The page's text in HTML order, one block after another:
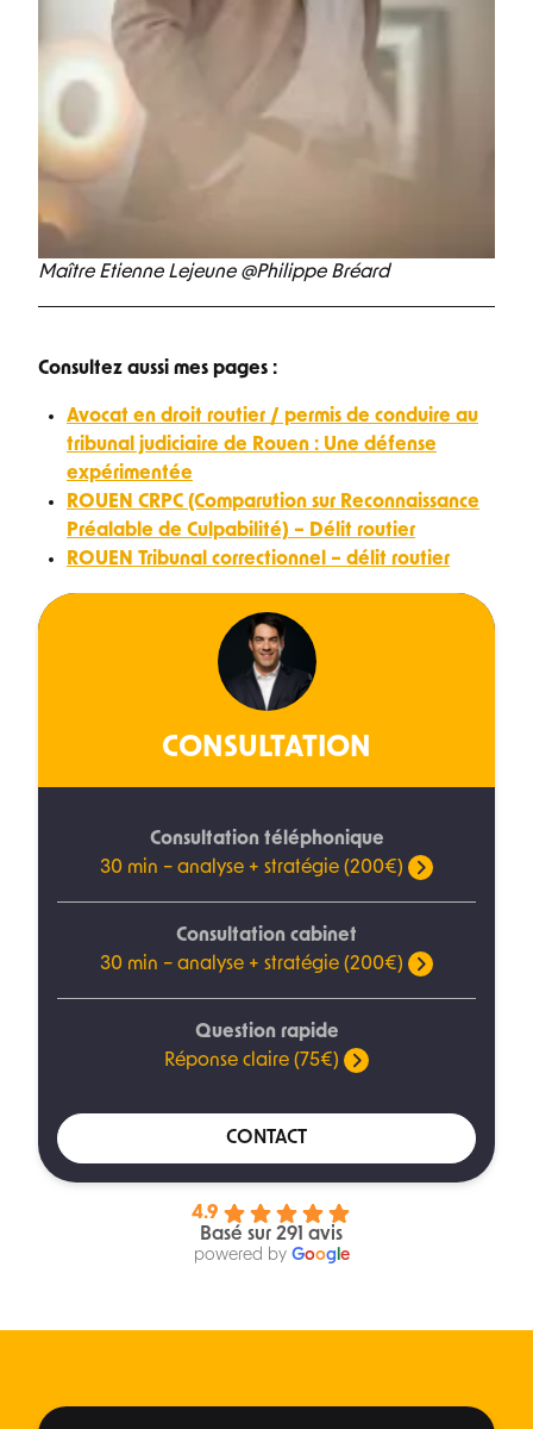
Maître Etienne Lejeune @Philippe Bréard
Consultez aussi mes pages :
Avocat en droit routier / permis de conduire au
tribunal judiciaire de Rouen : Une défense
expérimentée
ROUEN CRPC (Comparution sur Reconnaissance
Préalable de Culpabilité) – Délit routier
ROUEN Tribunal correctionnel – délit routier
CONSULTATION
Consultation téléphonique
30 min – analyse + stratégie (200€)
Consultation cabinet
30 min – analyse + stratégie (200€)
Question rapide
Réponse claire (75€)
CONTACT
4.9
Basé sur 291 avis
powered by Googl e